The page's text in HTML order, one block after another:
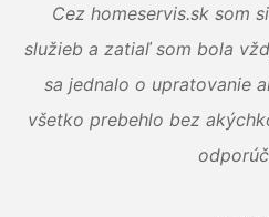
Cez homeservis.sk som
služieb a zatiaľ som bola
sa jednalo o upratovanie
všetko prebehlo bez